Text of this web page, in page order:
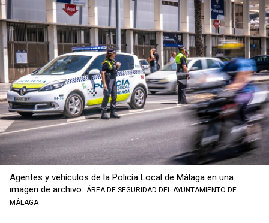
Copiar
Agentes y vehículos de la Policía Local de Málaga en una
imagen de archivo. ÁREA DE SEGURIDAD DEL AYUNTAMIENTO DE
MÁLAGA